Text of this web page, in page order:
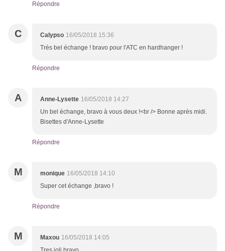
Répondre
C Calypso 16/05/2018 15:36
Très bel échange ! bravo pour l'ATC en hardhanger !
Répondre
A Anne-Lysette 16/05/2018 14:27
Un bel échange, bravo à vous deux !<br /> Bonne après midi.
Bisettes d'Anne-Lysette
Répondre
M monique 16/05/2018 14:10
Super cet échange ,bravo !
Répondre
M Maxou 16/05/2018 14:05